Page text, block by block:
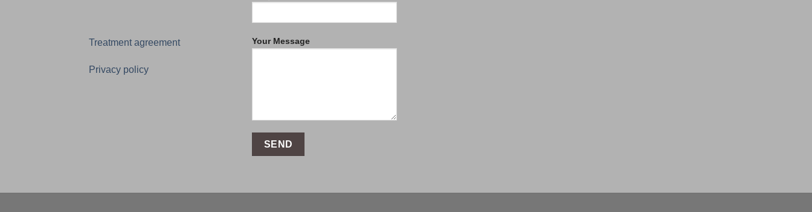
Treatment agreement
Privacy policy
Your Message